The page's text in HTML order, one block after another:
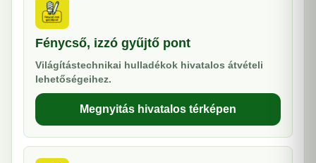
Fénycső, izzó gyűjtő pont
Világítástechnikai hulladékok hivatalos átvételi
lehetőségeihez.
Megnyitás hivatalos térképen